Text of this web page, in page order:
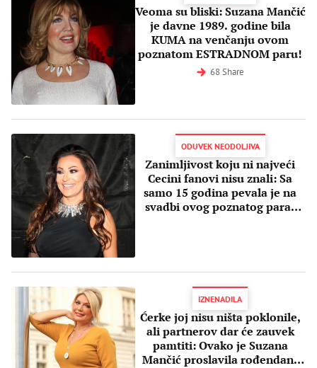
Veoma su bliski: Suzana Mančić
je davne 1989. godine bila
KUMA na venčanju ovom
poznatom ESTRADNOM paru!
68 Share
ODUVEK NEODOLJIVA
Zanimljivost koju ni najveći
Cecini fanovi nisu znali: Sa
samo 15 godina pevala je na
svadbi ovog poznatog para!
IZNENADILA
Ćerke joj nisu ništa poklonile,
ali partnerov dar će zauvek
pamtiti: Ovako je Suzana
Mančić proslavila rođendan!